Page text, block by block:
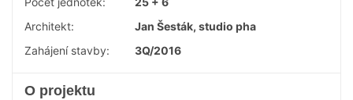
Architekt:
Jan Šesták, studio pha
Zahájení stavby:
3Q/2016
O projektu